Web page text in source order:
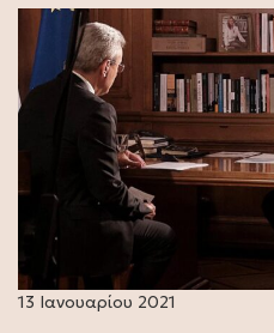
13 Ιανουαρίου 2021